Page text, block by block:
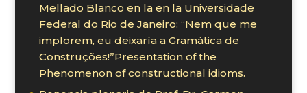
Mellado Blanco en la en la Universidade
Federal do Rio de Janeiro: “Nem que me
implorem, eu deixaría a Gramática de
Construções!”Presentation of the
Phenomenon of constructional idioms.